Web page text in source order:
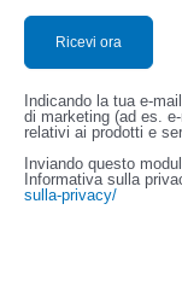
Indicando la tua e-
di marketing (ad es.
relativi ai prodotti e
Inviando questo
Informativa sulla
sulla-privacy/